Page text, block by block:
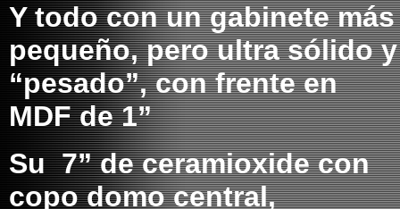
Y todo con un gabinete más
pequeño, pero ultra sólido y
“pesado”, con frente en
MDF de 1”
Su 7” de ceramioxide con
copo domo central,